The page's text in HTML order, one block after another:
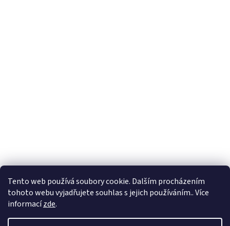
Tento web používá soubory cookie. Dalším procházením
tohoto webu vyjadřujete souhlas s jejich používáním.. Více
informacízde.